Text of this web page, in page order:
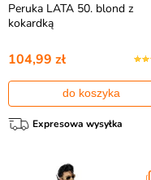
Peruka LATA 50. blond z
kokardką
104,99 zł
do koszyka
Expresowa wysyłka